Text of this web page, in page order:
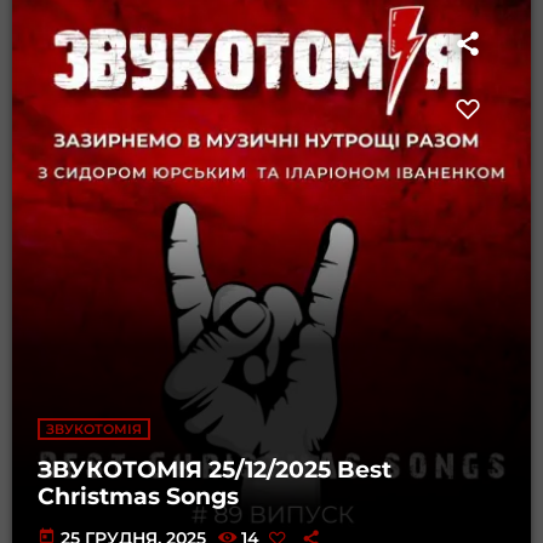
ЗВУКОТОМІЯ
ЗВУКОТОМІЯ 25/12/2025 Best
Christmas Songs
today 25 ГРУДНЯ, 2025 14